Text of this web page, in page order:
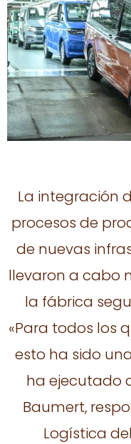
La integración
procesos de
de nuevas
llevaron a cabo
la fábrica
«Para todos los
esto ha sido
ha ejecutado
Baumert,
Logística